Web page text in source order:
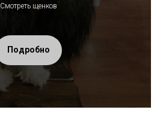
Смотреть щенков
Подробно